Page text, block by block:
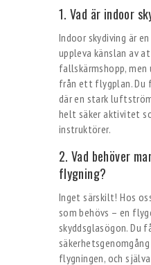
1. Vad är indoor
Indoor skydiving är
uppleva känslan av
fallskärmshopp,
från ett flygplan. Du
där en stark
helt säker aktivitet
instruktörer.
2. Vad behöver
flygning?
Inget särskilt! Hos
som behövs – en
skyddsglasögon. Du
flygningen, och